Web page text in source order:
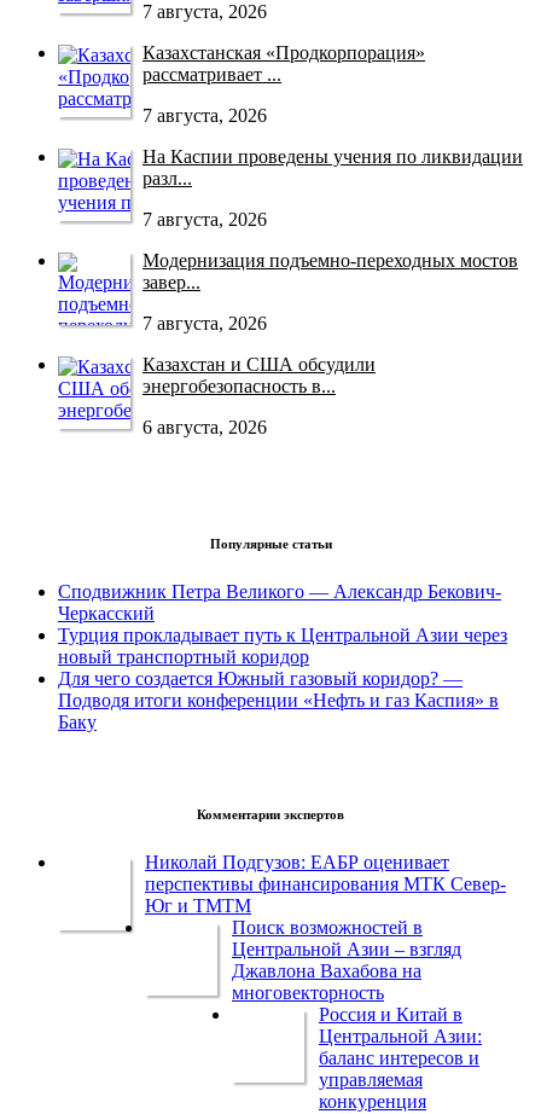
7 августа, 2026
Казахстанская «Продкорпорация»
рассматривает ...
7 августа, 2026
На Каспии проведены учения по ликвидации
разл...
7 августа, 2026
Модернизация подъемно-переходных мостов
завер...
7 августа, 2026
Казахстан и США обсудили
энергобезопасность в...
6 августа, 2026
Популярные статьи
Сподвижник Петра Великого — Александр Бекович-
Черкасский
Турция прокладывает путь к Центральной Азии через
новый транспортный коридор
Для чего создается Южный газовый коридор? —
Подводя итоги конференции «Нефть и газ Каспия» в
Баку
Комментарии экспертов
Николай Подгузов: ЕАБР оценивает
перспективы финансирования МТК Север-
Юг и ТМТМ
Поиск возможностей в
Центральной Азии – взгляд
Джавлона Вахабова на
многовекторность
Россия и Китай в
Центральной Азии:
баланс интересов и
управляемая
конкуренция